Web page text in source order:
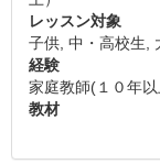
レッスン対象
子供, 中・高校生,
経験
家庭教師(１０年
教材